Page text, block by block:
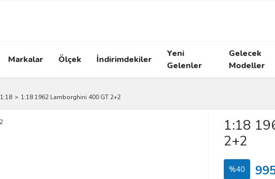
Markalar Ölçek İndirimdekiler
Yeni
Gelenler
Gelecek
Modeller
1:18 1:18 1962 Lamborghini 400 GT 2+2
1:18
2+2
%40